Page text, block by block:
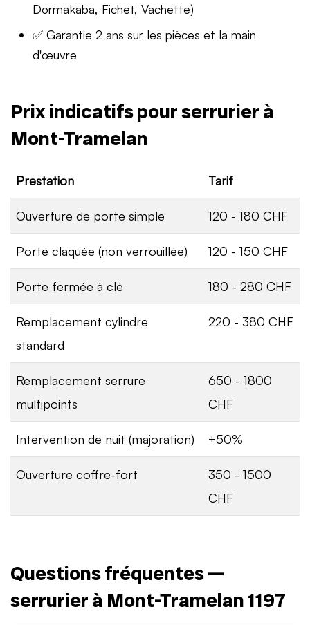
Dormakaba, Fichet, Vachette)
✅ Garantie 2 ans sur les pièces et la main
d'œuvre
Prix indicatifs pour serrurier à
Mont-Tramelan
Prestation Tarif
Ouverture de porte simple 120 - 180 CHF
Porte claquée (non verrouillée) 120 - 150 CHF
Porte fermée à clé 180 - 280 CHF
Remplacement cylindre
standard
220 - 380 CHF
Remplacement serrure
multipoints
650 - 1800
CHF
Intervention de nuit (majoration) +50%
Ouverture coffre-fort
350 - 1500
CHF
Questions fréquentes —
serrurier à Mont-Tramelan 1197